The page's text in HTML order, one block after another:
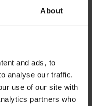
About
and ads, to
analyse our traffic.
use of our site with
partners who